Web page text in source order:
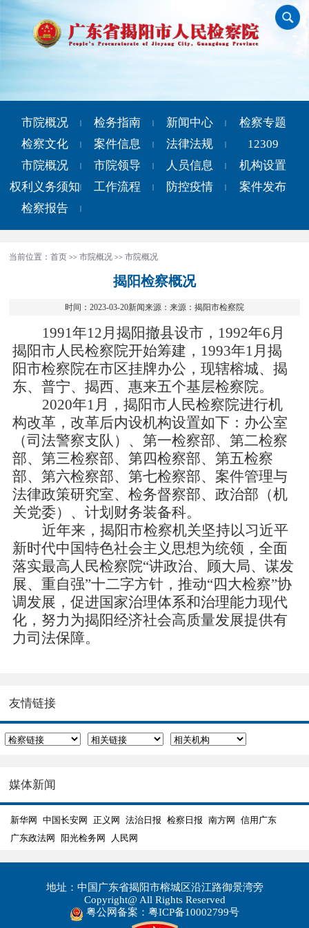
市院概况 检务指南 新闻中心
检察专题
检察文化
案件信息 法律法规
12309
市院概况
市院领导 人员信息
机构设置
权利义务须知
工作流程 防控疫情
案件发布
检察报告
当前位置：首页 >>市院概况 >>市院概况
揭阳检察概况
时间：2023-03-20新闻来源：来源：揭阳市检察院
1991年12月揭阳撤县设市，1992年6月
揭阳市人民检察院开始筹建，1993年1月揭
阳市检察院在市区挂牌办公，现辖榕城、揭
东、普宁、揭西、惠来五个基层检察院。
2020年1月，揭阳市人民检察院进行机
构改革，改革后内设机构设置如下：办公室
（司法警察支队）、第一检察部、第二检察
部、第三检察部、第四检察部、第五检察
部、第六检察部、第七检察部、案件管理与
法律政策研究室、检务督察部、政治部（机
关党委）、计划财务装备科。
近年来，揭阳市检察机关坚持以习近平
新时代中国特色社会主义思想为统领，全面
落实最高人民检察院“讲政治、顾大局、谋发
展、重自强”十二字方针，推动“四大检察”协
调发展，促进国家治理体系和治理能力现代
化，努力为揭阳经济社会高质量发展提供有
力司法保障。
友情链接
媒体新闻
新华网 中国长安网 正义网 法治日报 检察日报 南方网
信用广东
广东政法网
阳光检务网 人民网
地址：中国广东省揭阳市榕城区沿江路御景湾旁
Copyright@ All Rights Reserved
粤公网备案：粤ICP备10002799号